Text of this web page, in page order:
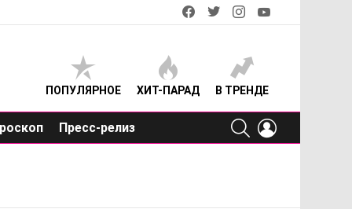
facebooktwitterinstagram
ПОПУЛЯРНОЕ ХИТ-ПАРАД В ТРЕНДЕ
Пресс-релиз
SEARCH